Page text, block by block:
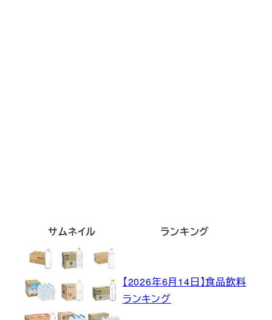
サムネイル ランキング
【2026年6月14日】食品飲料
ランキング